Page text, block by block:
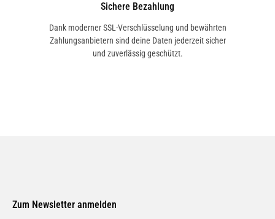
Sichere Bezahlung
Dank moderner SSL-Verschlüsselung und bewährten
Zahlungsanbietern sind deine Daten jederzeit sicher
und zuverlässig geschützt.
Zum Newsletter anmelden